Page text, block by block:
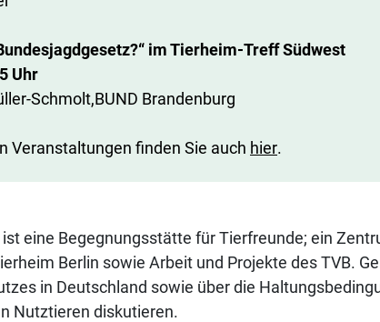
im Tierheim-Treff Südwest
Uhr
Schmolt,BUND Brandenburg
Veranstaltungen finden Sie auch hier.
eine Begegnungsstätte für Tierfreunde; ein
Berlin sowie Arbeit und Projekte des TVB.
in Deutschland sowie über die
Nutztieren diskutieren.